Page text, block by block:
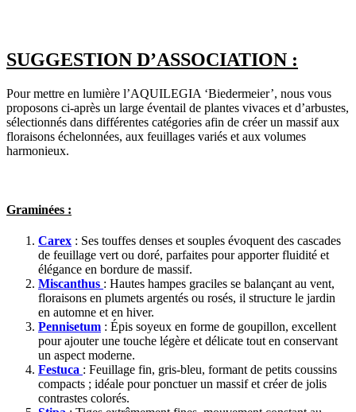
SUGGESTION D’ASSOCIATION :
Pour mettre en lumière l’AQUILEGIA ‘Biedermeier’, nous vous
proposons ci-après un large éventail de plantes vivaces et d’arbustes,
sélectionnés dans différentes catégories afin de créer un massif aux
floraisons échelonnées, aux feuillages variés et aux volumes
harmonieux.
Graminées :
Carex : Ses touffes denses et souples évoquent des cascades
de feuillage vert ou doré, parfaites pour apporter fluidité et
élégance en bordure de massif.
Miscanthus : Hautes hampes graciles se balançant au vent,
floraisons en plumets argentés ou rosés, il structure le jardin
en automne et en hiver.
Pennisetum : Épis soyeux en forme de goupillon, excellent
pour ajouter une touche légère et délicate tout en conservant
un aspect moderne.
Festuca : Feuillage fin, gris-bleu, formant de petits coussins
compacts ; idéale pour ponctuer un massif et créer de jolis
contrastes colorés.